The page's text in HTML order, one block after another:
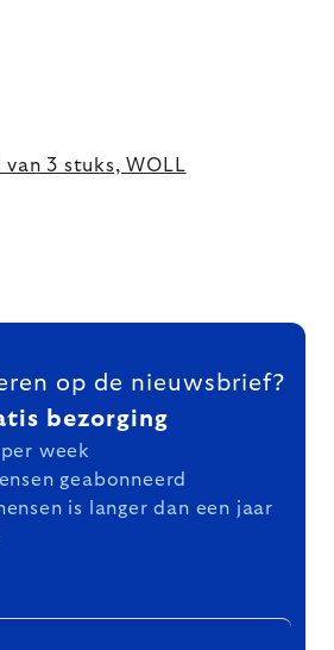
van 3 stuks, WOLL
op de nieuwsbrief?
bezorging
week
geabonneerd
is langer dan een jaar